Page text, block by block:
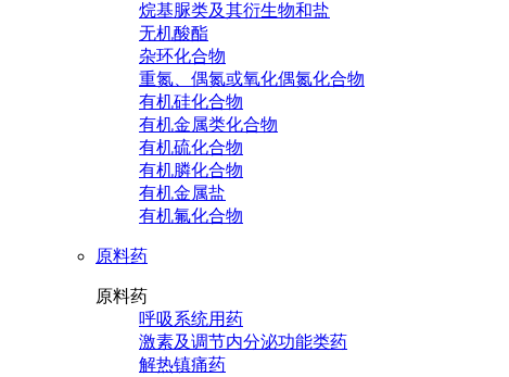
烷基脲类及其衍生物和盐
无机酸酯
杂环化合物
重氮、偶氮或氧化偶氮化合物
有机硅化合物
有机金属类化合物
有机硫化合物
有机膦化合物
有机金属盐
有机氟化合物
原料药
原料药
呼吸系统用药
激素及调节内分泌功能类药
解热镇痛药